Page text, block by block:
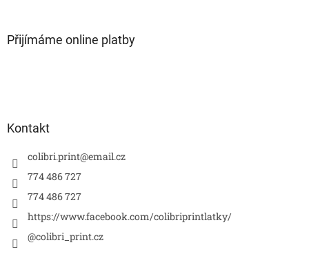
Přijímáme online platby
Kontakt
colibri.print@email.cz
774 486 727
774 486 727
https://www.facebook.com/colibriprintlatky/
@colibri_print.cz